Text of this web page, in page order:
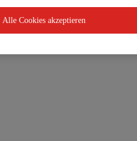
Alle Cookies akzeptieren